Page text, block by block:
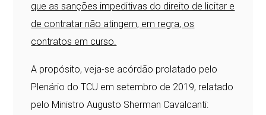
que as sanções impeditivas do direito de licitar e
de contratar não atingem, em regra, os
contratos em curso.
A propósito, veja-se acórdão prolatado pelo
Plenário do TCU em setembro de 2019, relatado
pelo Ministro Augusto Sherman Cavalcanti: